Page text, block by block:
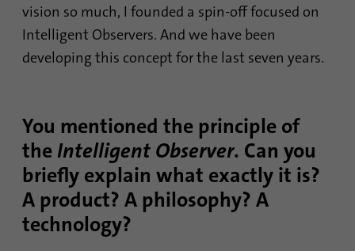
vision so much, I founded a spin-off focused on
Intelligent Observers. And we have been
developing this concept for the last seven years.
You mentioned the principle of
theIntelligent Observer. Can you
briefly explain what exactly it is?
A product? A philosophy? A
technology?
Nom lidc
Objetif
Ce cookie assure la sélection du centre de
données.
Nom li_gc